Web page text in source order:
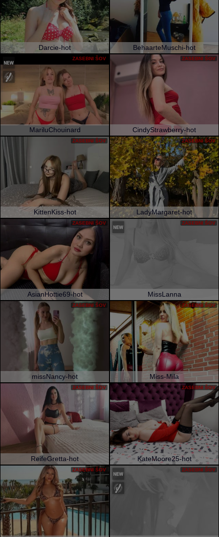
Darcie-hot BehaarteMuschi-hot
MariluChouinard
ZASEBNI ŠOV
CindyStrawberry-hot
ZASEBNI ŠOV
KittenKiss-hot
ZASEBNI ŠOV
LadyMargaret-hot
ZASEBNI ŠOV
AsianHottie69-hot
ZASEBNI ŠOV
MissLanna
ZASEBNI ŠOV
missNancy-hot
ZASEBNI ŠOV
Miss-Mila
ZASEBNI ŠOV
ReifeGretta-hot
ZASEBNI ŠOV
KateMoore25-hot
ZASEBNI ŠOV
ZASEBNI ŠOV ZASEBNI ŠOV